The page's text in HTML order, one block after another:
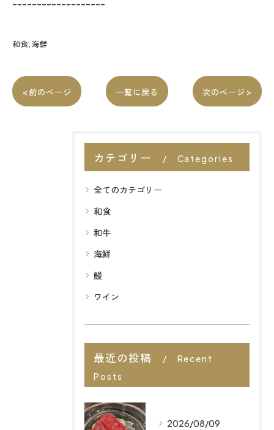
-------------------
和食 海鮮
< 前のページ 一覧に戻る 次のページ >
カテゴリー Categories
全てのカテゴリー
和食
和牛
海鮮
鰻
ワイン
最近の投稿
Recent
Posts
2026/08/09